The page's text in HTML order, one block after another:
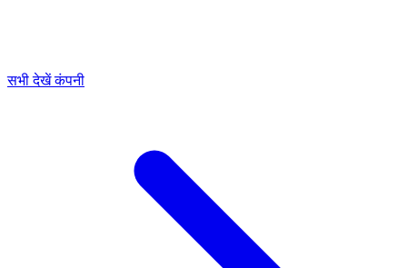
सभी देखें कंपनी